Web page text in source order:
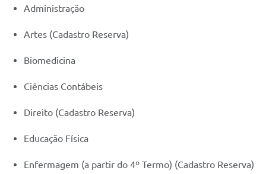
Administração
Artes (Cadastro Reserva)
Biomedicina
Ciências Contábeis
Direito (Cadastro Reserva)
Educação Física
Enfermagem (a partir do 4º Termo) (Cadastro Reserva)